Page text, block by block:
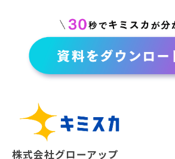
株式会社グローアップ